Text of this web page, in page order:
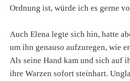
Ordnung ist, würde ich es gerne
Auch Elena legte sich hin, hatte
um ihn genauso aufzuregen, wie
Als seine Hand kam und sich auf
ihre Warzen sofort steinhart.